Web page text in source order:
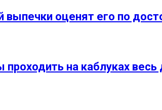
оценят его по
на каблуках